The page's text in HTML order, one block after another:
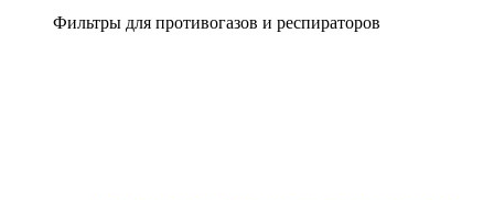
Фильтры для противогазов и респираторов